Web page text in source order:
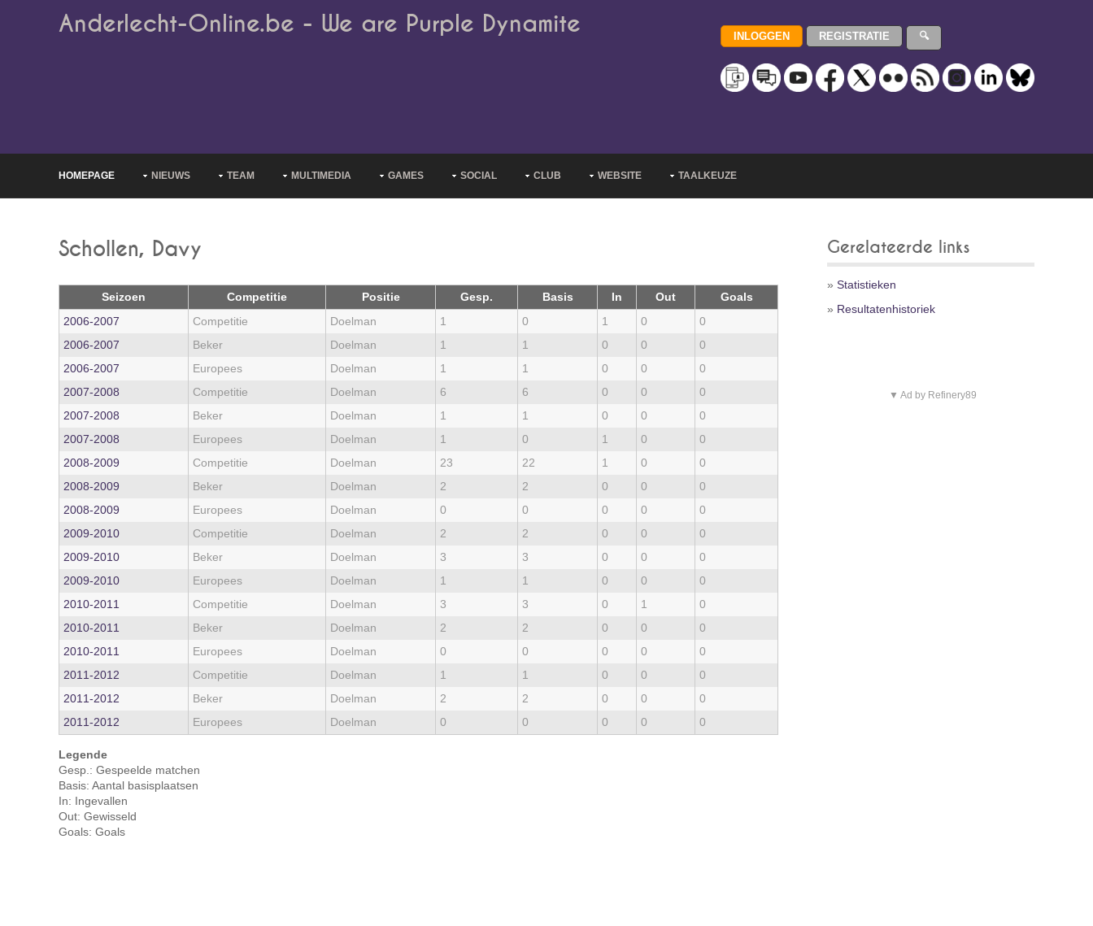
Anderlecht-Online.be - We are Purple Dynamite
HOMEPAGE NIEUWS TEAM MULTIMEDIA GAMES SOCIAL CLUB WEBSITE TAALKEUZE
Schollen, Davy
Seizoen Competitie Positie Gesp. Basis In Out
Goals
2006‑2007
Competitie Doelman 1 0 1 0
0
2006‑2007
Beker Doelman 1 1 0 0
0
2006‑2007
Europees Doelman 1 1 0 0
0
2007‑2008
Competitie Doelman 6 6 0 0
0
2007‑2008
Beker Doelman 1 1 0 0
0
2007‑2008
Europees Doelman 1 0 1 0
0
2008‑2009
Competitie Doelman 23 22 1 0
0
2008‑2009
Beker Doelman 2 2 0 0
0
2008‑2009
Europees Doelman 0 0 0 0
0
2009‑2010
Competitie Doelman 2 2 0 0
0
2009‑2010
Beker Doelman 3 3 0 0
0
2009‑2010
Europees Doelman 1 1 0 0
0
2010‑2011
Competitie Doelman 3 3 0 1
0
2010‑2011
Beker Doelman 2 2 0 0
0
2010‑2011
Europees Doelman 0 0 0 0
0
2011‑2012
Competitie Doelman 1 1 0 0
0
2011‑2012
Beker Doelman 2 2 0 0
0
2011‑2012
Europees Doelman 0 0 0 0 0
Legende
Gesp.: Gespeelde matchen
Basis: Aantal basisplaatsen
In: Ingevallen
Out: Gewisseld
Goals: Goals
Gerelateerde links
» Statistieken
» Resultatenhistoriek
▼ Ad by Refinery89